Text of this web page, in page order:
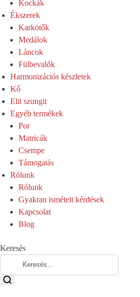
Kockák
Ékszerek
Karkötők
Medálok
Láncok
Fülbevalók
Harmonizációs készletek
Kő
Elit szungit
Egyéb termékek
Por
Matricák
Csempe
Támogatás
Rólunk
Rólunk
Gyakran ismételt kérdések
Kapcsolat
Blog
Keresés